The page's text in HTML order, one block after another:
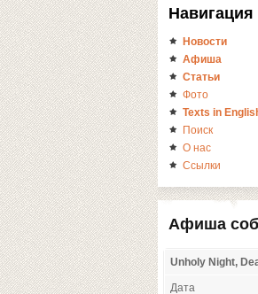
Навигация
Новости
Афиша
Статьи
Фото
Texts in
Поиск
О нас
Ссылки
Афиша
Unholy Night,
Дата